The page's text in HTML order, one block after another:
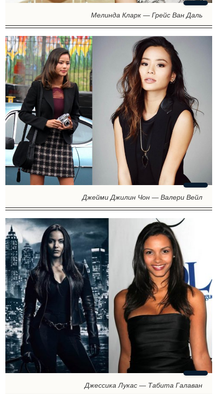
Мелинда Кларк — Грейс Ван Даль
Джейми Джилин Чон — Валери Вейл
Джессика Лукас — Табита Галаван